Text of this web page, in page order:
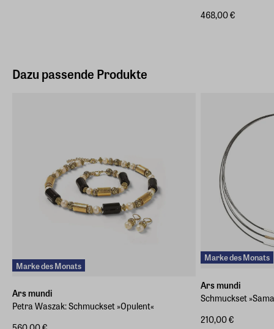
468,00 €
Dazu passende Produkte
Marke des Monats
Ars mundi
Petra Waszak: Schmuckset »Opulent«
Marke des Monats
Ars mundi
Schmuckset
210,00 €